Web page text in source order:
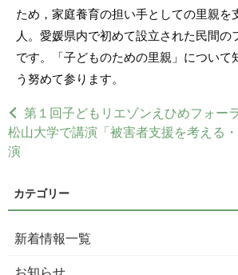
ため，家庭養育の担い手としての里親を
人。愛媛県内で初めて設立された民間の
です。「子どものための里親」について
う努めて参ります。
第１回子どもリエゾンえひめフォー
松山大学で講演「被害者支援を考える
演
新着情報一覧
お知らせ